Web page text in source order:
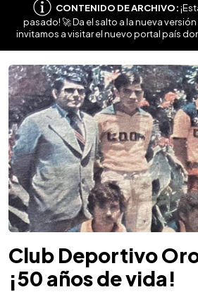
CONTENIDO DE ARCHIVO:
pasado! 🚀 Da el salto a la nueva
invitamos a visitar el nuevo portal país
Club Deportivo
¡50 años de vida!